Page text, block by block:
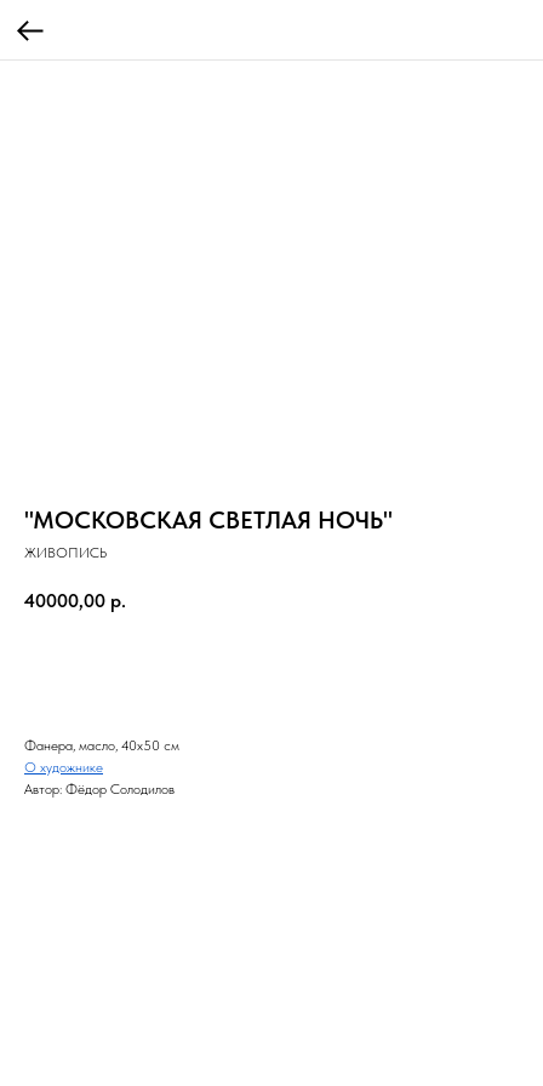
"МОСКОВСКАЯ СВЕТЛАЯ НОЧЬ"
ЖИВОПИСЬ
40000,00 р.
Фанера, масло, 40x50 см
О художнике
Автор: Фёдор Солодилов